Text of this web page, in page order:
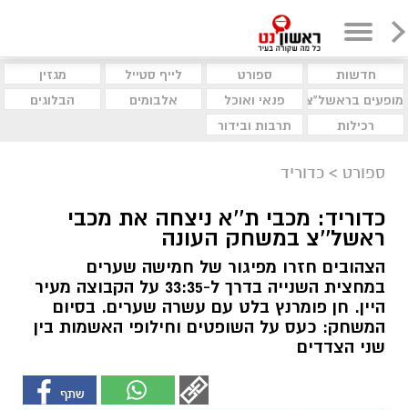
חדשות ספורט לייף סטייל
מגזין
מופעים בראשל"צ
פנאי ואוכל אלבומים
הבלוגים
רכילות
תרבות ובידור
ספורט > כדוריד
כדוריד: מכבי ת''א ניצחה את מכבי
ראשל''צ במשחק העונה
הצהובים חזרו מפיגור של חמישה שערים
במחצית השנייה בדרך ל-33:35 על הקבוצה מעיר
היין. חן פומרנץ בלט עם עשרה שערים. בסיום
המשחק: כעס על השופטים וחילופי האשמות בין
שני הצדדים